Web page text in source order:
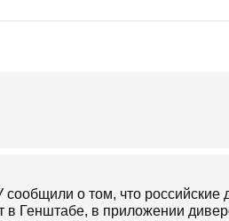
сообщили о том, что российские
в Генштабе, в приложении